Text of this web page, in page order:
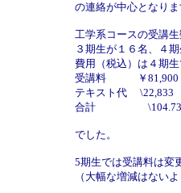
の連絡が中心となり
工学系コースの受講
３期生が１６名、４
費用（税込）は４期
受講料 ￥81,900
テキスト代 \22,833
合計
でした。
5期生では受講料は変
（大幅な増減はない